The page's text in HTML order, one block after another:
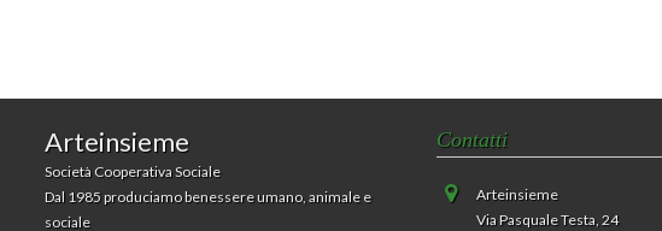
Arteinsieme
Società Cooperativa Sociale
Dal 1985 produciamo benessere umano, animale e
sociale
Contatti
Arteinsieme
Via Pasquale Testa, 24